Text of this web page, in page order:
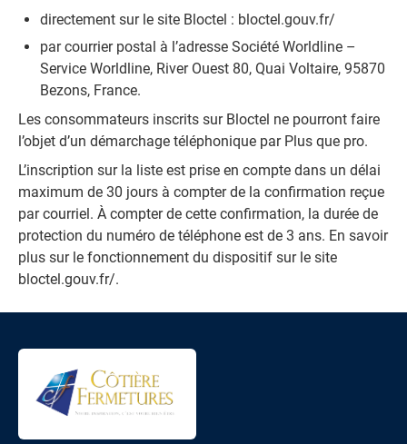
directement sur le site Bloctel : bloctel.gouv.fr/
par courrier postal à l’adresse Société Worldline –
Service Worldline, River Ouest 80, Quai Voltaire, 95870
Bezons, France.
Les consommateurs inscrits sur Bloctel ne pourront faire
l’objet d’un démarchage téléphonique par Plus que pro.
L’inscription sur la liste est prise en compte dans un délai
maximum de 30 jours à compter de la confirmation reçue
par courriel. À compter de cette confirmation, la durée de
protection du numéro de téléphone est de 3 ans. En savoir
plus sur le fonctionnement du dispositif sur le site
bloctel.gouv.fr/.